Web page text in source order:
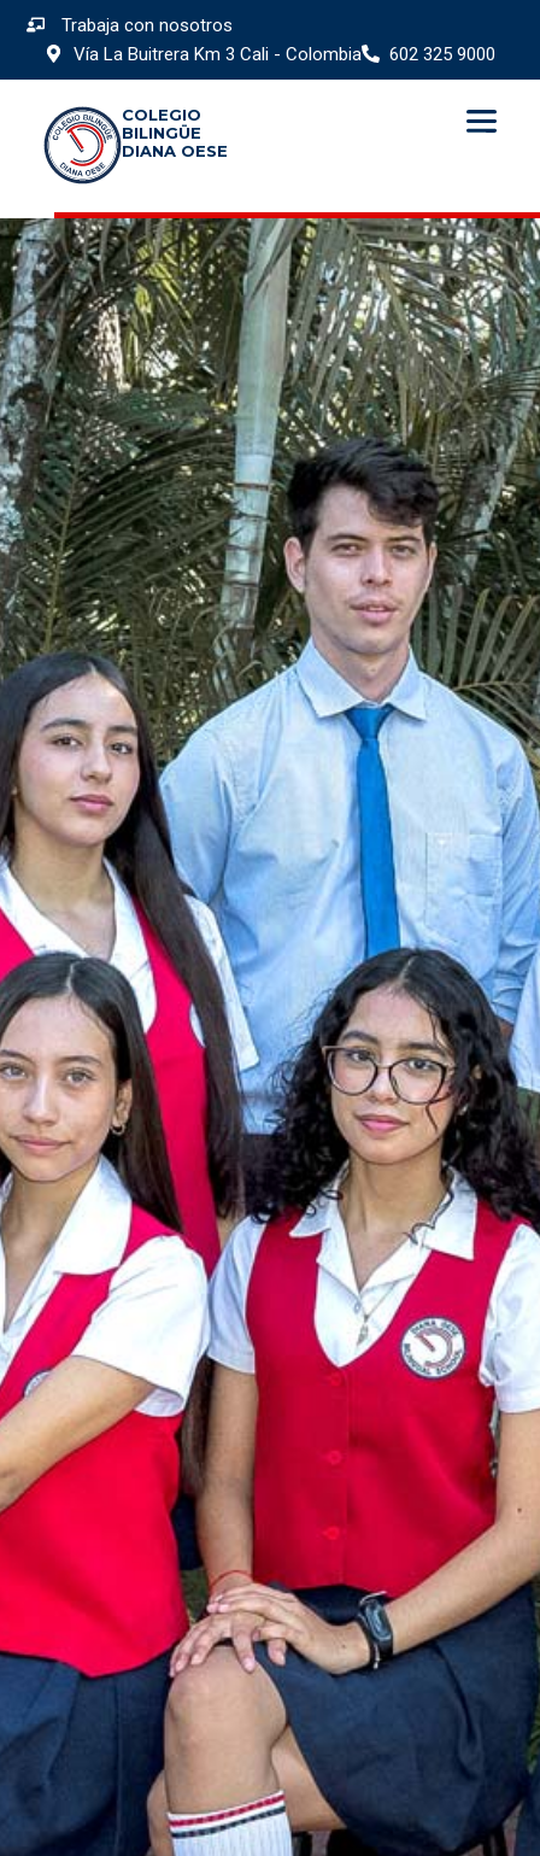
Vía La Buitrera Km 3 Cali - Colombia 602 325 9000
Trabaja con nosotros
COLEGIO
BILINGÜE
DIANA OESE